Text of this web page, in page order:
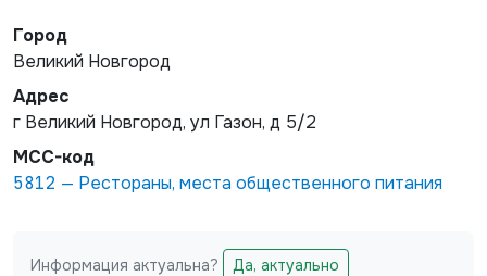
Город
Великий Новгород
Адрес
г Великий Новгород, ул Газон, д 5/2
MCC-код
5812 — Рестораны, места общественного питания
Информация актуальна?
Да, актуально